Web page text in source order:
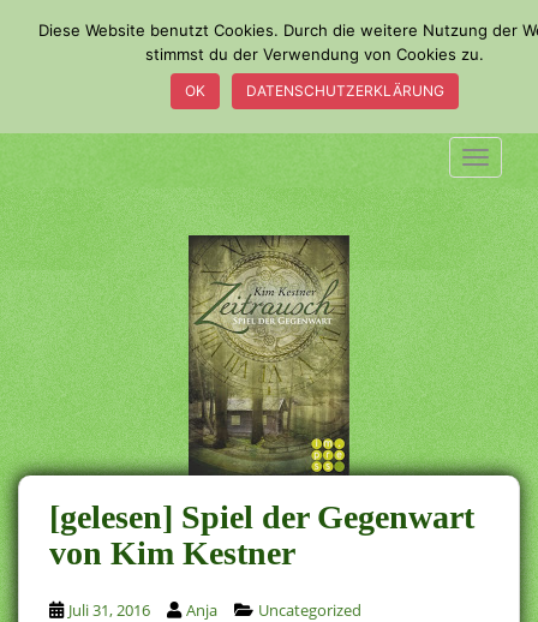
a
i
n
c
o
n
t
e
n
t
[gelesen] Spiel der Gegenwart
von Kim Kestner
Juli 31, 2016 Anja Uncategorized
Diese Website benutzt Cookies. Durch die weitere Nutzung der
stimmst du der Verwendung von Cookies zu.
OK DATENSCHUTZERKLÄRUNG